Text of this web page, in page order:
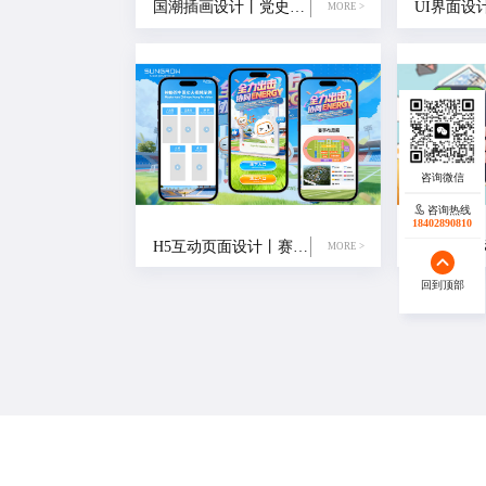
国潮插画设计丨党史插画设计 MORE >
H5互动页面设计丨赛事物料设计 MORE >
咨询热线
18140119082
回到顶部
咨询热线
18402890810
回到顶部